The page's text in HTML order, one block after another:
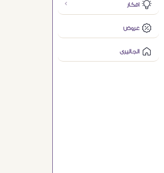
افكار
عروض
الجاليرى